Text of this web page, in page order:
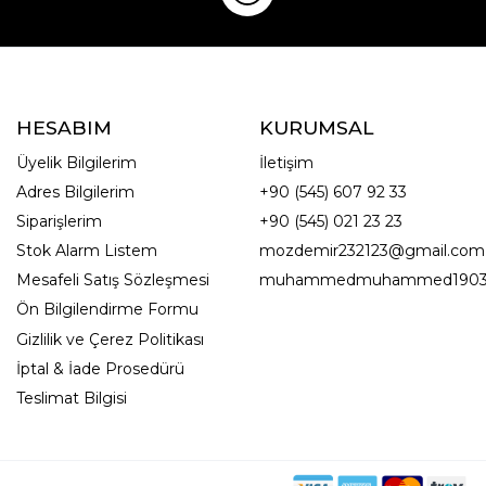
HESABIM
Üyelik Bilgilerim
Adres Bilgilerim
Siparişlerim
Stok Alarm Listem
Mesafeli Satış Sözleşmesi
Ön Bilgilendirme Formu
Gizlilik ve Çerez Politikası
İptal & İade Prosedürü
Teslimat Bilgisi
KURUMSAL
İletişim
+90 (545) 607 92 33
+90 (545) 021 23 23
mozdemir232123@gmail.com